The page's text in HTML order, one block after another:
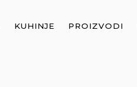
KUHINJE PROIZVODI